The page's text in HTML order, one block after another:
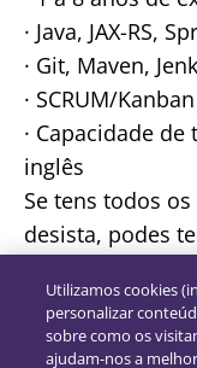
· Java, JAX-RS,
· Git, Maven,
· SCRUM/Kanban
· Capacidade
inglês
Se tens todos
desista, podes
Utilizamos cookies
personalizar
sobre como os
ajudam-nos a